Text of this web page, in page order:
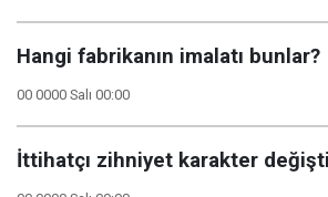
Hangi fabrikanın imalatı bunlar?
00 0000 Salı 00:00
İttihatçı zihniyet karakter